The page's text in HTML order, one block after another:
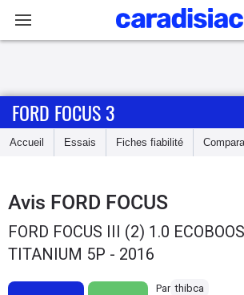
Accueil
Essais
Guide
d'achat
FORD FOCUS 3
Accueil Essais Fiches fiabilité
Avis FORD FOCUS
FORD FOCUS III (2) 1.0
TITANIUM 5P - 2016
Par thibca